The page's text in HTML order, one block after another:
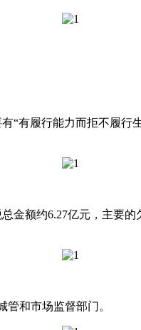
履行能力而拒不履行
额约6.27亿元，主要
和市场监督部门。